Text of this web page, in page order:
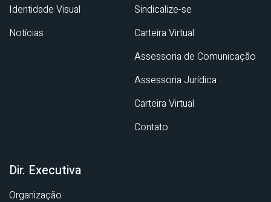
Identidade Visual
Notícias
Sindicalize-se
Carteira Virtual
Assessoria de Comunicação
Assessoria Jurídica
Carteira Virtual
Contato
Dir. Executiva
Organização